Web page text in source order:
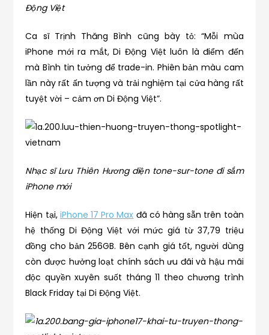
Động Việt
Ca sĩ Trịnh Thăng Bình cũng bày tỏ: “Mỗi mùa
iPhone mới ra mắt, Di Động Việt luôn là điểm đến
mà Bình tin tưởng để trade-in. Phiên bản màu cam
lần này rất ấn tượng và trải nghiệm tại cửa hàng rất
tuyệt vời – cảm ơn Di Động Việt”.
Nhạc sĩ Lưu Thiên Hương diện tone-sur-tone đi sắm
iPhone mới
Hiện tại, iPhone 17 Pro Max đã có hàng sẵn trên toàn
hệ thống Di Động Việt với mức giá từ 37,79 triệu
đồng cho bản 256GB. Bên cạnh giá tốt, người dùng
còn được hưởng loạt chính sách ưu đãi và hậu mãi
độc quyền xuyên suốt tháng 11 theo chương trình
Black Friday tại Di Động Việt.